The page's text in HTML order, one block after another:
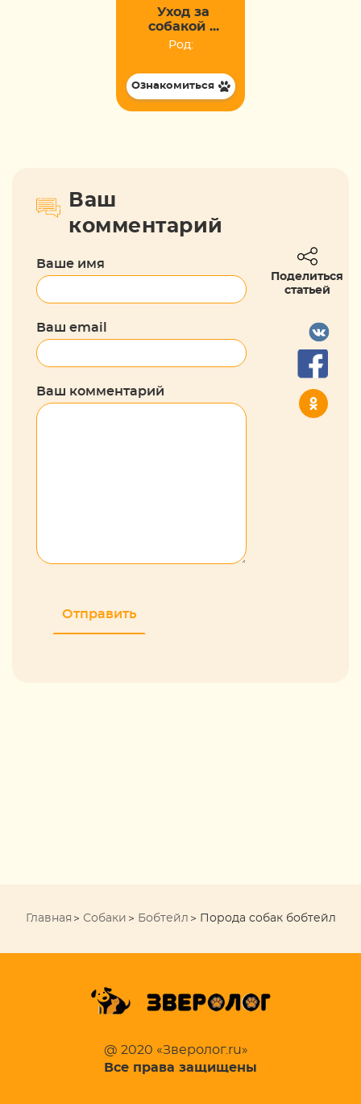
Уход за
собакой ...
Род:
Ознакомиться
Ваш
комментарий
Ваше имя
Ваш email
Ваш комментарий
Поделиться
статьей
Главная Собаки Бобтейл Порода собак бобтейл
@ 2020 «Зверолог.ru»
Все права защищены